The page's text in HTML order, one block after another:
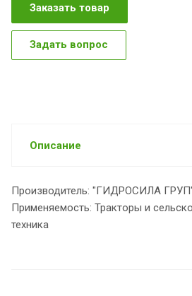
Заказать товар
Задать вопрос
Описание
Производитель: "ГИДРОСИЛА ГРУП"
Применяемость: Тракторы и
техника